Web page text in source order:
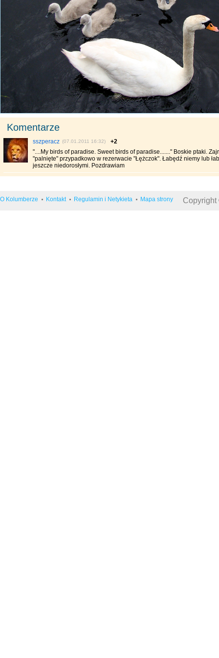
Komentarze
sszperacz (07.01.2011 16:32)
+2
"....My birds of paradise. Sweet birds of paradise......." Boskie ptaki.
"palnięte" przypadkowo w rezerwacie "Łężczok". Łabędź niemy lub
jeszcze niedorosłymi. Pozdrawiam
O Kolumberze Kontakt Regulamin i Netykieta Mapa strony